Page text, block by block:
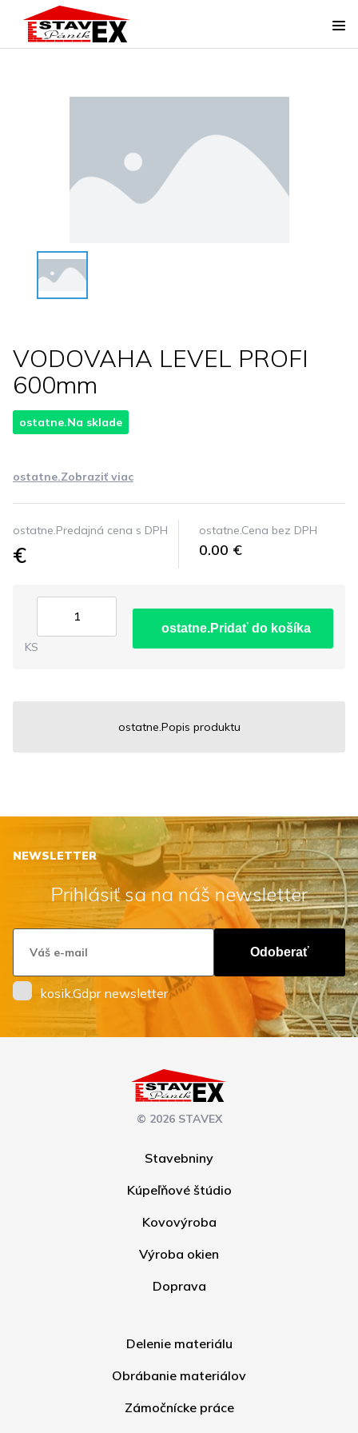
VODOVAHA LEVEL PROFI
600mm
ostatne.Na sklade
ostatne.Zobraziť viac
ostatne.Predajná cena s DPH
€
ostatne.Cena bez DPH
0.00 €
KS
ostatne.Pridať do košíka
ostatne.Popis produktu
NEWSLETTER
Prihlásiť sa na náš newsletter
Odoberať
kosik.Gdpr newsletter
© 2026 STAVEX
Stavebniny
Kúpeľňové štúdio
Kovovýroba
Výroba okien
Doprava
Delenie materiálu
Obrábanie materiálov
Zámočnícke práce